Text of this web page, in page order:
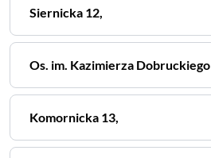
Siernicka 12,
Os. im. Kazimierza Dobruckiego
Komornicka 13,